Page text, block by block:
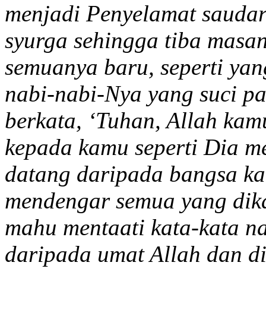
menjadi Penyelamat
syurga sehingga tiba
semuanya baru, seperti
nabi-nabi-Nya yang suci
berkata, ‘Tuhan, Allah
kepada kamu seperti Dia
datang daripada bangsa
mendengar semua yang
mahu mentaati kata-kata
daripada umat Allah dan